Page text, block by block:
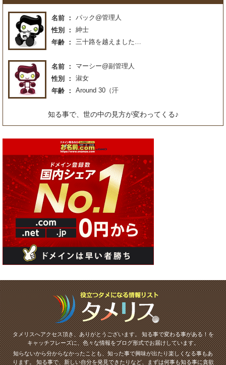
名前
パック@管理人
性別
紳士
年齢
三十路を越えました…
名前
マーシー@副管理人
性別
淑女
年齢
Around 30（汗
知る事で、世の中の見方が変わってくる♪
タメリスへアクセス頂き、ありがとうございます。知る事で変わる事がある！を
キャッチフレーズに、色々な情報をブログ形式でお届けしています。
知らないから分からなかったことも、知った事で興味が出たり楽しくなる事もあ
ります。知る事で、新しい自分を発見できたりなど、まずは何事も知る事に貪欲